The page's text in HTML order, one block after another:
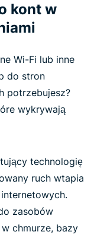
kont w
Wi-Fi lub inne
do stron
potrzebujesz?
wykrywają
technologię
ruch wtapia
zasobów
chmurze, bazy